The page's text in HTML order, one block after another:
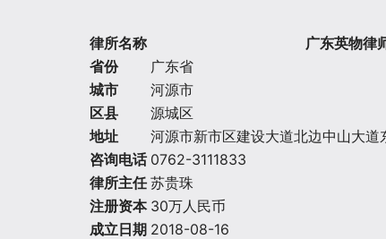
律所名称
广东英物律
省份
广东省
城市
河源市
区县
源城区
地址
河源市新市区建设大道北边中山大
咨询电话 0762-3111833
律所主任 苏贵珠
注册资本 30万人民币
成立日期 2018-08-16